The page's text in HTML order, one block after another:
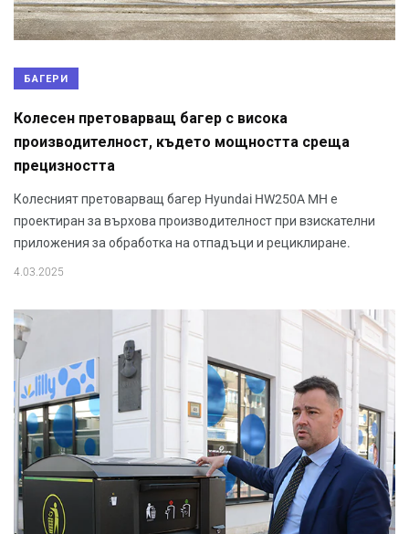
БАГЕРИ
Колесен претоварващ багер с висока
производителност, където мощността среща
прецизността
Колесният претоварващ багер Hyundai HW250A MH е
проектиран за върхова производителност при взискателни
приложения за обработка на отпадъци и рециклиране.
4.03.2025